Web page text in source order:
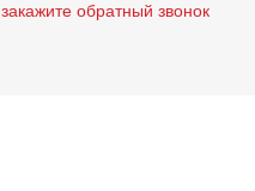
закажите обратный звонок